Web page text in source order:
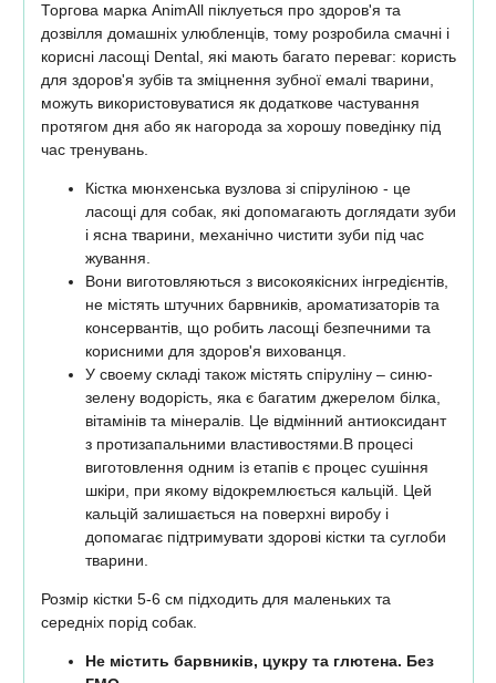
Торгова марка AnimAll піклуеться про здоров'я та
дозвілля домашніх улюбленців, тому розробила смачні і
корисні ласощі Dental, які мають багато переваг: користь
для здоров'я зубів та зміцнення зубної емалі тварини,
можуть використовуватися як додаткове частування
протягом дня або як нагорода за хорошу поведінку під
час тренувань.
Кістка мюнхенська вузлова зі спіруліною - це
ласощі для собак, які допомагають доглядати зуби
і ясна тварини, механічно чистити зуби під час
жування.
Вони виготовляються з високоякісних інгредієнтів,
не містять штучних барвників, ароматизаторів та
консервантів, що робить ласощі безпечними та
корисними для здоров'я вихованця.
У своему складі також містять спіруліну – синю-
зелену водорість, яка є багатим джерелом білка,
вітамінів та мінералів. Це відмінний антиоксидант
з протизапальними властивостями.В процесі
виготовлення одним із етапів є процес сушіння
шкіри, при якому відокремлюється кальцій. Цей
кальцій залишається на поверхні виробу і
допомагає підтримувати здорові кістки та суглоби
тварини.
Розмір кістки 5-6 см підходить для маленьких та
середніх порід собак.
Не містить барвників, цукру та глютена. Без